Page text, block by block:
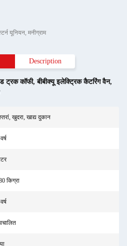
यूनियन, मनीग्राम
Description
ट्रक कॉफी,बीबीक्यू इलेक्ट्रिक कैटरिंग वैन,
खुदरा, खाद्य दुकान
किग्रा